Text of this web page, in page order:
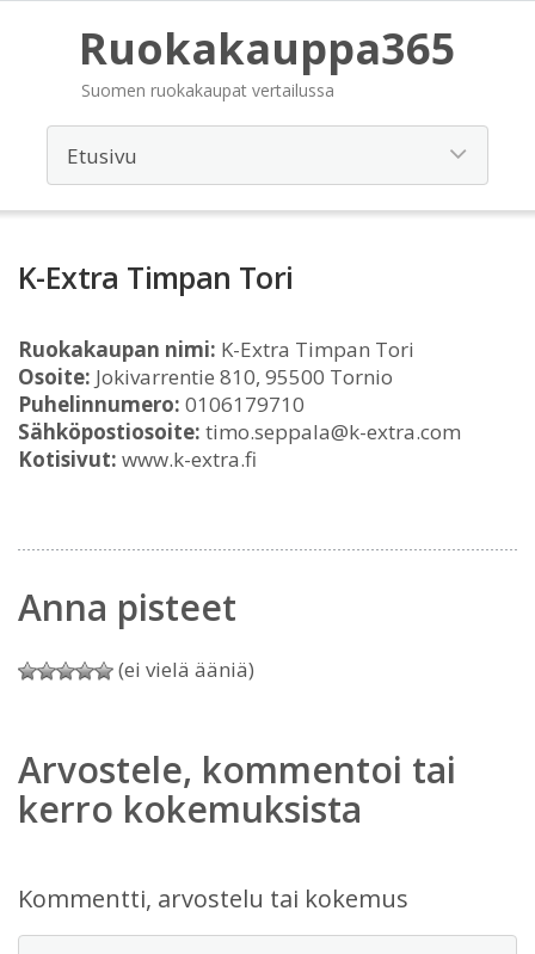
Ruokakauppa365
Suomen ruokakaupat vertailussa
K-Extra Timpan Tori
Ruokakaupan nimi: K-Extra Timpan Tori
Osoite: Jokivarrentie 810, 95500 Tornio
Puhelinnumero: 0106179710
Sähköpostiosoite: timo.seppala@k-extra.com
Kotisivut: www.k-extra.fi
Anna pisteet
(ei vielä ääniä)
Arvostele, kommentoi tai
kerro kokemuksista
Kommentti, arvostelu tai kokemus